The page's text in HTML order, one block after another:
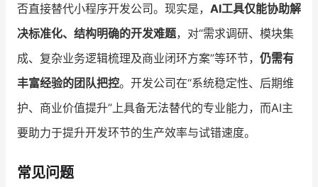
否直接替代小程序开发公司。现实是， AI工具仅能协助解
决标准化、结构明确的开发难题，对“需求调研、模块集
成、复杂业务逻辑梳理及商业闭环方案”等环节， 仍需有
丰富经验的团队把控。开发公司在“系统稳定性、后期维
护、商业价值提升”上具备无法替代的专业能力，而AI主
要助力于提升开发环节的生产效率与试错速度。
常见问题